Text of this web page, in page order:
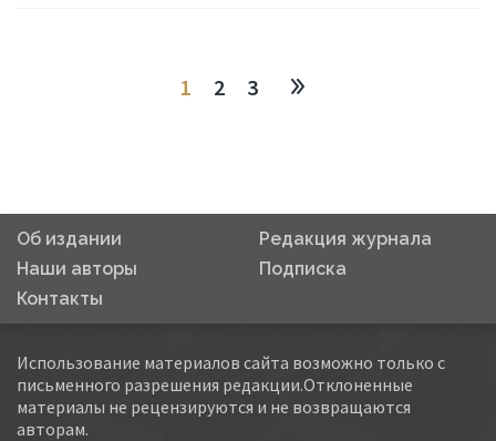
1 2 3
Об издании
Редакция журнала
Наши авторы
Подписка
Контакты
Использование материалов сайта возможно только с
письменного разрешения редакции.Отклоненные
материалы не рецензируются и не возвращаются
авторам.